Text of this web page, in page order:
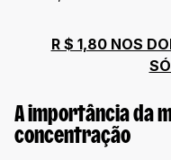
R $ 1,80 NOS
A importância da
concentração